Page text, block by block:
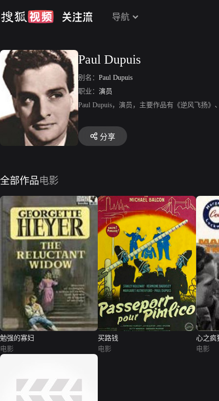
导航
Paul Dupuis
别名： Paul Dupuis
职业： 演员
Paul Dupuis，演员，主要作品有《逆风飞扬
分享
全部作品电影
勉强的寡妇
电影
买路钱
电影
心之疯
电影